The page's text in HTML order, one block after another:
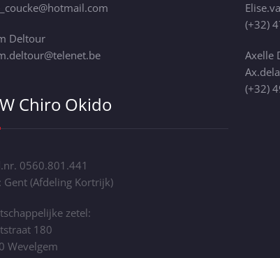
Deltour
Chiro Okido
0560.801.441
Gent (Afdeling Kortrijk)
zetel:
180
Wevelgem
(+32)
Axelle
(+32)